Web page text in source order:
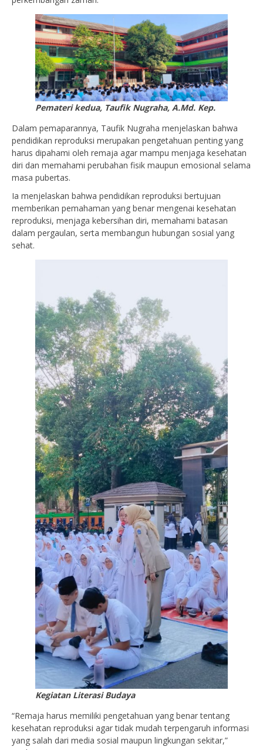
Pemateri kedua, Taufik Nugraha, A.Md. Kep.
Dalam pemaparannya, Taufik Nugraha menjelaskan bahwa
pendidikan reproduksi merupakan pengetahuan penting yang
harus dipahami oleh remaja agar mampu menjaga kesehatan
diri dan memahami perubahan fisik maupun emosional selama
masa pubertas.
Ia menjelaskan bahwa pendidikan reproduksi bertujuan
memberikan pemahaman yang benar mengenai kesehatan
reproduksi, menjaga kebersihan diri, memahami batasan
dalam pergaulan, serta membangun hubungan sosial yang
sehat.
Kegiatan Literasi Budaya
“Remaja harus memiliki pengetahuan yang benar tentang
kesehatan reproduksi agar tidak mudah terpengaruh informasi
yang salah dari media sosial maupun lingkungan sekitar,”